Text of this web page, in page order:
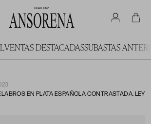
VENTAS DESTACADASSUBASTAS
EN PLATA ESPAÑOLA CONTRASTADA, LEY